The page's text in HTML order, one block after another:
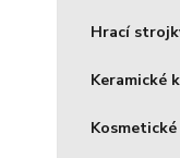
Hrací
Keramické